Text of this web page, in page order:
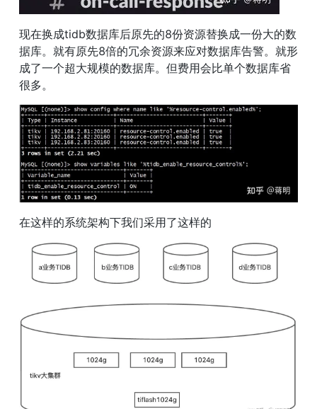
现在换成tidb数据库后原先的8份资源替换成一份大的数
据库。就有原先8倍的冗余资源来应对数据库告警。就形
成了一个超大规模的数据库。但费用会比单个数据库省
很多。
在这样的系统架构下我们采用了这样的